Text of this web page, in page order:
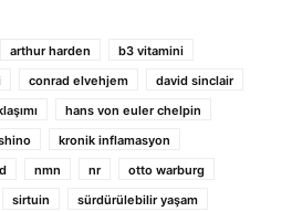
arthur harden
b3 vitamini
conrad elvehjem
david sinclair
hans von euler chelpin
kronik inflamasyon
nmn nr
otto warburg
sirtuin
sürdürülebilir yaşam